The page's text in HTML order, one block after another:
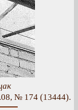
№ 174 (13444).